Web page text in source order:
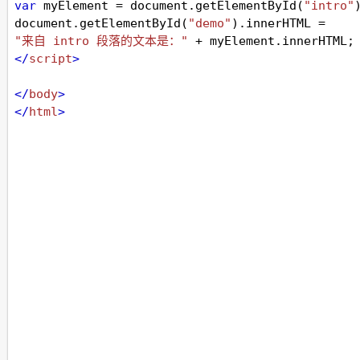
var myElement = document . getElementById ( "intro"
document . getElementById ( "demo" ). innerHTML =
"来自 intro 段落的文本是："
+ myElement . innerHTML;
</script>
</body>
</html>